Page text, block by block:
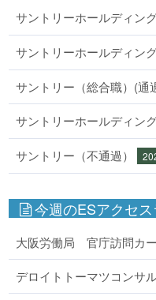
サントリーホールディン
サントリーホールディン
サントリー（総合職）(通
サントリーホールディン
サントリー（不通過）
今週のESアクセ
大阪労働局 官庁訪問カー
デロイトトーマツコンサ